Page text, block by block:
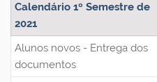
Calendário 1º Semestre de
2021
Alunos novos - Entrega dos
documentos